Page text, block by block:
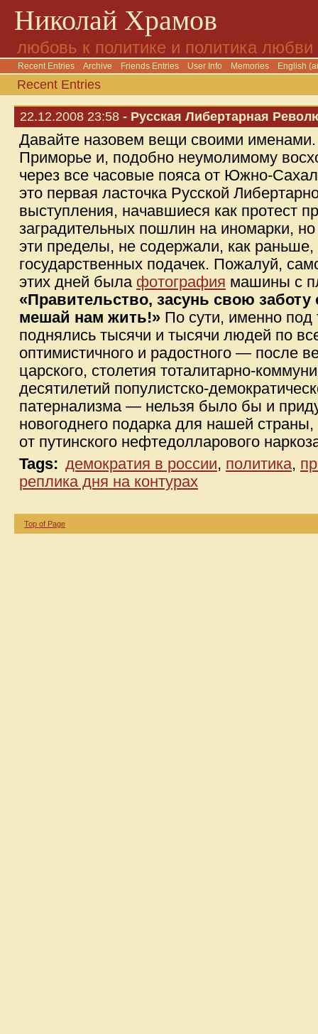
Николай Храмов
любовь к политике и политика любви
Recent Entries Archive Friends Entries User Info Memories English
Recent Entries
22.12.2008 23:58 - Русская Либертарная
Давайте назовем вещи своими именами.
Приморье и, подобно неумолимому
через все часовые пояса от Южно-
это первая ласточка Русской
выступления, начавшиеся как протест
заградительных пошлин на иномарки,
эти пределы, не содержали, как раньше,
государственных подачек. Пожалуй,
этих дней была фотография машины с
«Правительство, засунь свою заботу
мешай нам жить!» По сути, именно под
поднялись тысячи и тысячи людей по
оптимистичного и радостного — после
царского, столетия тоталитарно-
десятилетий популистско-
патернализма — нельзя было бы и
новогоднего подарка для нашей
от путинского нефтедолларового
Tags: демократия в россии, политика,
реплика дня на контурах
Top of Page